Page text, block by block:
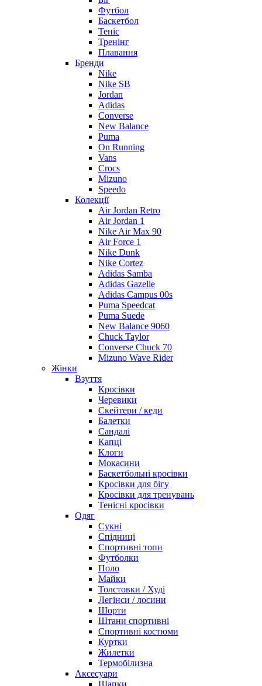
Футбол
Баскетбол
Теніс
Тренінг
Плавання
Бренди
Nike
Nike SB
Jordan
Adidas
Converse
New Balance
Puma
On Running
Vans
Crocs
Mizuno
Speedo
Колекції
Air Jordan Retro
Air Jordan 1
Nike Air Max 90
Air Force 1
Nike Dunk
Nike Cortez
Adidas Samba
Adidas Gazelle
Adidas Campus 00s
Puma Speedcat
Puma Suede
New Balance 9060
Chuck Taylor
Converse Chuck 70
Mizuno Wave Rider
Жінки
Взуття
Кросівки
Черевики
Скейтери / кеди
Балетки
Сандалі
Капці
Клоги
Мокасини
Баскетбольні кросівки
Кросівки для бігу
Кросівки для тренувань
Тенісні кросівки
Одяг
Сукні
Спідниці
Спортивні топи
Футболки
Поло
Майки
Толстовки / Худі
Легінси / лосини
Шорти
Штани спортивні
Спортивні костюми
Куртки
Жилетки
Термобілизна
Аксесуари
Шапки